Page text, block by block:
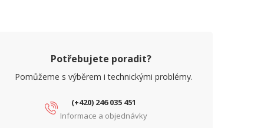
PARAMETRY ETHERNET
Ochrana proti podpětí
Potřebujete poradit?
Pomůžeme s výběrem i technickými problémy.
(+420) 246 035 451
Informace a objednávky